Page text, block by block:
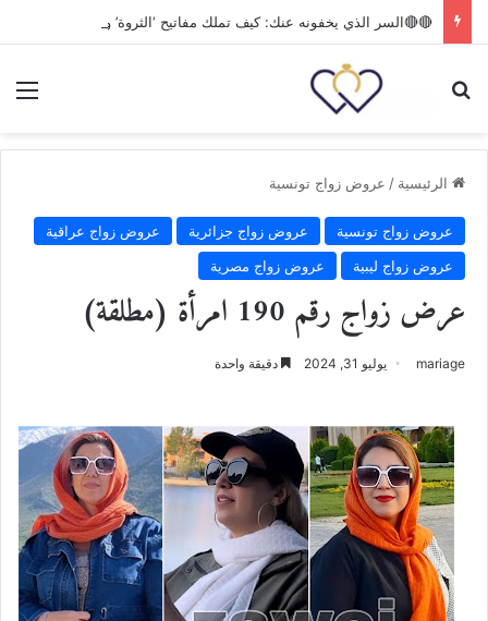
الرئيسية / عروض زواج تونسية
عروض زواج تونسية عروض زواج جزائرية
عروض زواج عراقية
عروض زواج ليبية
عروض زواج مصرية
عرض زواج رقم 190 امرأة (مطلقة)
mariage يوليو 31, 2024 دقيقة واحدة